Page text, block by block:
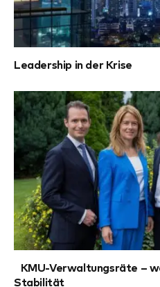
Leadership in der Krise
KMU-Verwaltungsräte –
Stabilität